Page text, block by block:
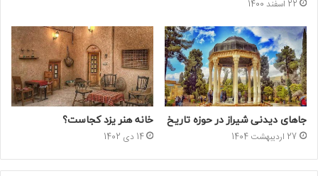
22 اسفند 1400
جاهای دیدنی شیراز در حوزه تاریخ
27 اردیبهشت 1404
خانه هنر یزد کجاست؟
14 دی 1402